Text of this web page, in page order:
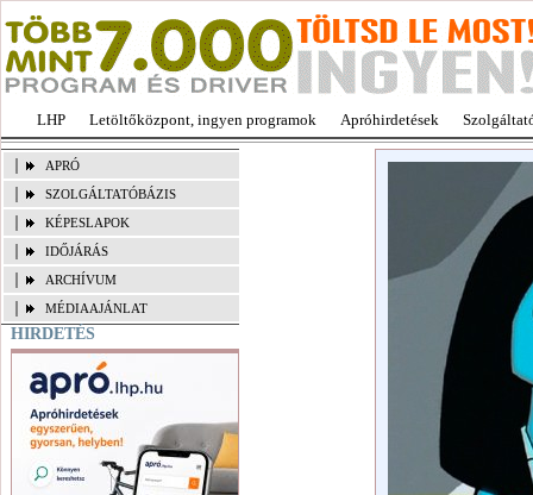
LHP Letöltőközpont, ingyen programok Apróhirdetések
APRÓ
SZOLGÁLTATÓBÁZIS
KÉPESLAPOK
IDŐJÁRÁS
ARCHÍVUM
MÉDIAAJÁNLAT
HIRDETÉS